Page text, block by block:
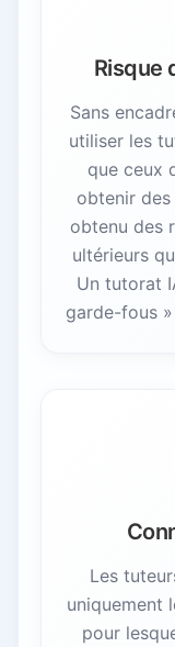
Risque
Sans
utiliser les
que ceux
obtenir
obtenu des
ultérieurs
Un tutorat
garde-fous
Les
uniquement
pour